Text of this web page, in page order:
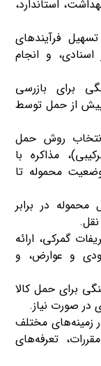
استاندارد،
فرآیندهای
اسنادی، و انجام
برای بازرسی
پیش از حمل توسط
روش حمل
مذاکره با
محموله تا
در برابر
گمرکی، ارائه
و عوارض، و
برای حمل کالا
در صورت نیاز.
زمینه‌های مختلف
تعرفه‌های